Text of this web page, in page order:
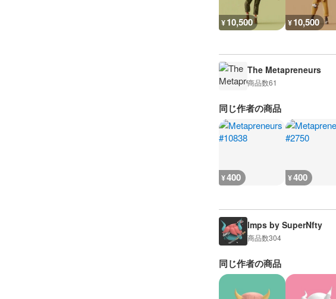
¥10,500 ¥10,500
The Metapreneurs
商品数61
同じ作者の商品
¥400 ¥400
Imps by SuperNfty
商品数304
同じ作者の商品